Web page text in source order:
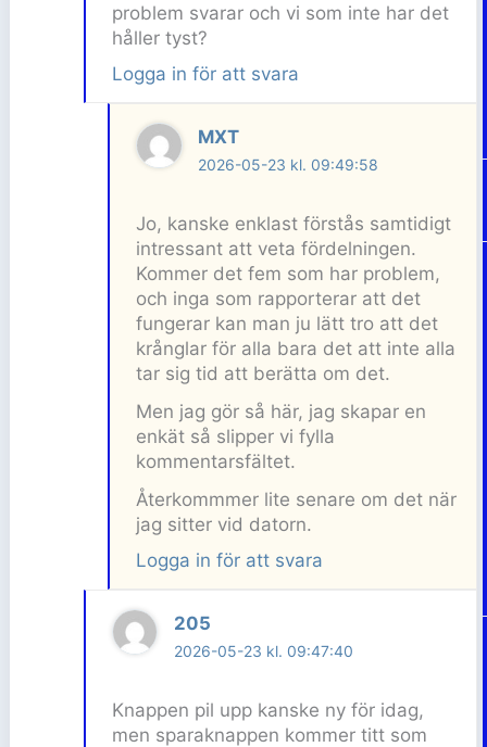
problem svarar och vi som inte har det
håller tyst?
Logga in för att svara
MXT
2026-05-23 kl. 09:49:58
Jo, kanske enklast förstås samtidigt
intressant att veta fördelningen.
Kommer det fem som har problem,
och inga som rapporterar att det
fungerar kan man ju lätt tro att det
krånglar för alla bara det att inte alla
tar sig tid att berätta om det.
Men jag gör så här, jag skapar en
enkät så slipper vi fylla
kommentarsfältet.
Återkommmer lite senare om det när
jag sitter vid datorn.
Logga in för att svara
205
2026-05-23 kl. 09:47:40
Knappen pil upp kanske ny för idag,
men sparaknappen kommer titt som